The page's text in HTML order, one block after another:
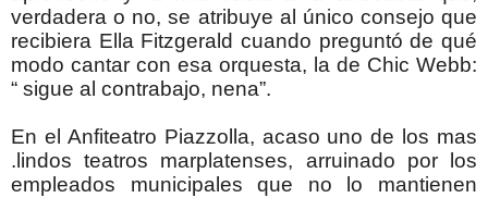
verdadera o no, se atribuye al único consejo que
recibiera Ella Fitzgerald cuando preguntó de qué
modo cantar con esa orquesta, la de Chic Webb:
“ sigue al contrabajo, nena”.
En el Anfiteatro Piazzolla, acaso uno de los mas
.lindos teatros marplatenses, arruinado por los
empleados municipales que no lo mantienen